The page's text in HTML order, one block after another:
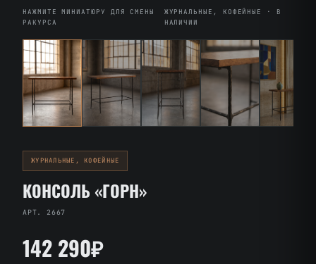
НАЖМИТЕ МИНИАТЮРУ ДЛЯ СМЕНЫ
РАКУРСА
ЖУРНАЛЬНЫЕ, КОФЕЙНЫЕ · В
НАЛИЧИИ
ЖУРНАЛЬНЫЕ, КОФЕЙНЫЕ
КОНСОЛЬ «ГОРН»
АРТ. 2667
142 290₽